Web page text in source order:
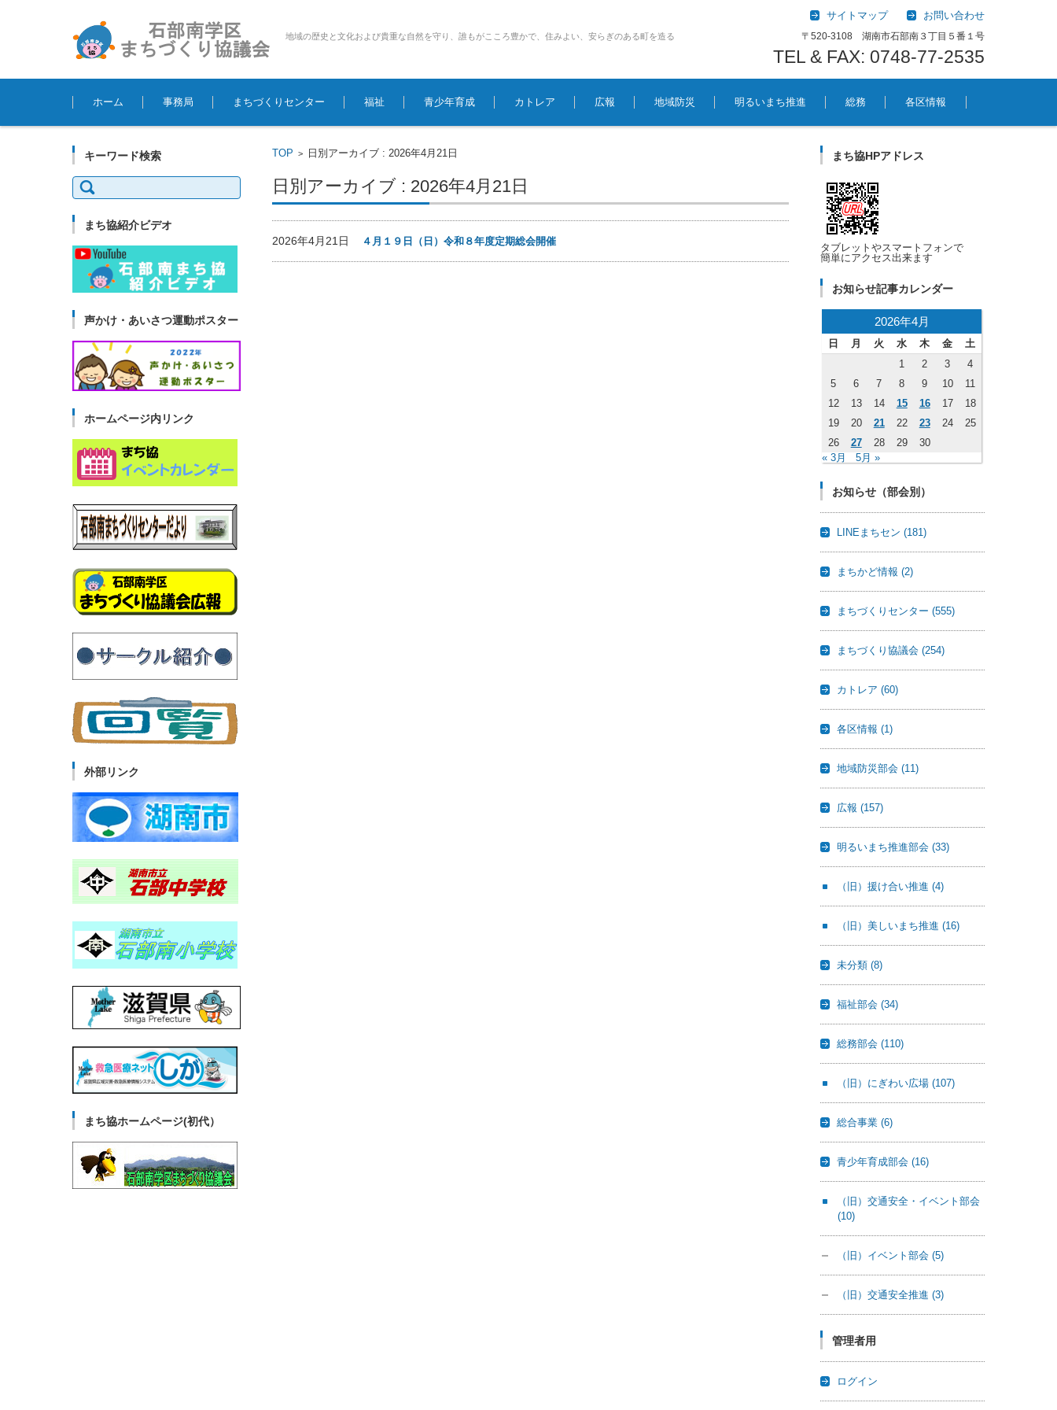
地域の歴史と文化および貴重な自然を守り、誰もがこころ豊かで、住みよい、安らぎのある町を造る
サイトマップ お問い合わせ
〒520-3108 湖南市石部南３丁目５番１号
TEL & FAX: 0748-77-2535
コンテンツに移動
ホーム
事務局 まちづくりセンター 福祉 青少年育成 カトレア 広報 地域防災 明るいまち推進 総務 各区情報
TOP > 日別アーカイブ : 2026年4月21日
日別アーカイブ : 2026年4月21日
2026年4月21日 ４月１９日（日）令和８年度定期総会開催
キーワード検索
検
索:
まち協紹介ビデオ
声かけ・あいさつ運動ポスター
ホームページ内リンク
外部リンク
まち協ホームページ(初代）
まち協HPアドレス
タブレットやスマートフォンで
簡単にアクセス出来ます
お知らせ記事カレンダー
2026年4月
日 月 火 水 木 金
土
1
2 3
4
5
6 7 8 9 10
11
12
13 14 15 16 17
18
19
20 21 22 23 24
25
26
27 28 29
30
« 3月
5月 »
お知らせ（部会別）
LINEまちセン(181)
まちかど情報(2)
まちづくりセンター(555)
まちづくり協議会(254)
カトレア(60)
各区情報(1)
地域防災部会(11)
広報(157)
明るいまち推進部会(33)
（旧）援け合い推進(4)
（旧）美しいまち推進(16)
未分類(8)
福祉部会(34)
総務部会(110)
（旧）にぎわい広場(107)
総合事業(6)
青少年育成部会(16)
（旧）交通安全・イベント部会
(10)
（旧）イベント部会(5)
（旧）交通安全推進(3)
管理者用
ログイン